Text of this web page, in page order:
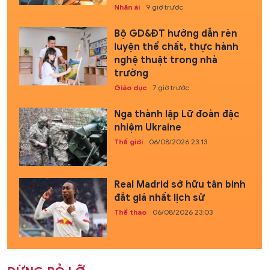
Nhân ái 9 giờ trước
Bộ GD&ĐT hướng dẫn rèn
luyện thể chất, thực hành
nghệ thuật trong nhà
trường
Giáo dục 7 giờ trước
Nga thành lập Lữ đoàn đặc
nhiệm Ukraine
Thế giới 06/08/2026 23:13
Real Madrid sở hữu tân binh
đắt giá nhất lịch sử
Thể thao 06/08/2026 23:03